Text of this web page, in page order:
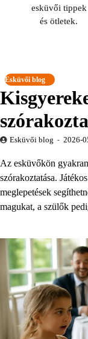
esküvői tippek
és ötletek.
Esküvői blog
Esküvői blog 2026-
Az esküvőkön
szórakoztatása.
meglepetések
magukat, a szülők